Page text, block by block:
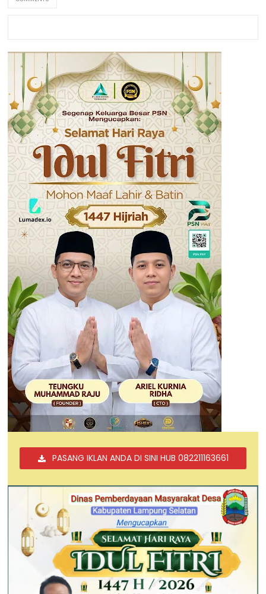
PASANG IKLAN ANDA DI SINI HUB 082211163661